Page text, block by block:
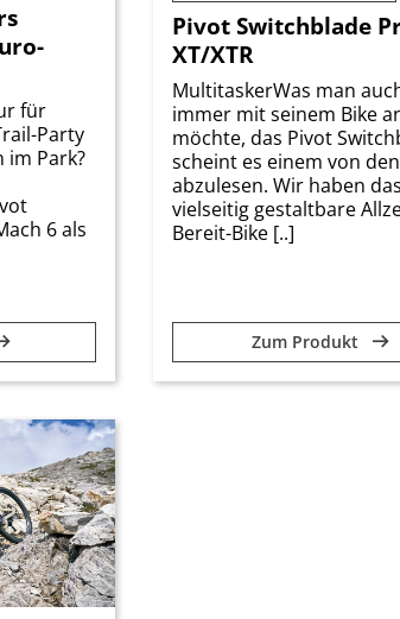
für
Party
im Park?
6 als
Pivot Switchblade
XT/XTR
MultitaskerWas man
immer mit seinem Bike
möchte, das Pivot
scheint es einem von
abzulesen. Wir haben
vielseitig gestaltbare
Bereit-Bike [..]
Zum Produkt